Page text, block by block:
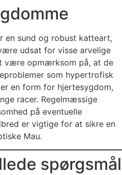
en sund og robust katteart,
udsat for visse arvelige
være opmærksom på, at de
som hypertrofisk
en form for hjertesygdom,
racer. Regelmæssige
på eventuelle
er vigtige for at sikre en
Mau.
spørgsmål